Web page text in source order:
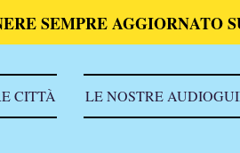
SEMPRE AGGIORNATO
CITTÀ LE NOSTRE